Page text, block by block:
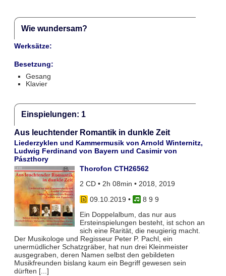
Wie wundersam?
Werksätze:
Besetzung:
Gesang
Klavier
Einspielungen: 1
Aus leuchtender Romantik in dunkle Zeit
Liederzyklen und Kammermusik von Arnold Winternitz,
Ludwig Ferdinand von Bayern und Casimir von
Pászthory
Thorofon CTH26562
2 CD • 2h 08min • 2018, 2019
09.10.2019 •
8 9 9
Ein Doppelalbum, das nur aus
Ersteinspielungen besteht, ist schon an
sich eine Rarität, die neugierig macht.
Der Musikologe und Regisseur Peter P. Pachl, ein
unermüdlicher Schatzgräber, hat nun drei Kleinmeister
ausgegraben, deren Namen selbst den gebildeten
Musikfreunden bislang kaum ein Begriff gewesen sein
dürften [...]